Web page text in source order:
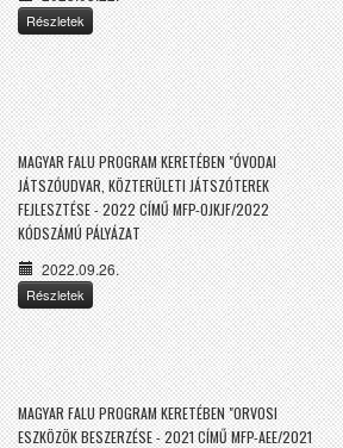
Részletek
MAGYAR FALU PROGRAM KERETÉBEN "ÓVODAI
JÁTSZÓUDVAR, KÖZTERÜLETI JÁTSZÓTEREK
FEJLESZTÉSE - 2022 CÍMŰ MFP-OJKJF/2022
KÓDSZÁMÚ PÁLYÁZAT
2022.09.26.
Részletek
MAGYAR FALU PROGRAM KERETÉBEN "ORVOSI
ESZKÖZÖK BESZERZÉSE - 2021 CÍMŰ MFP-AEE/2021